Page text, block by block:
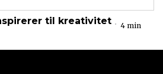
til kreativitet 4 min